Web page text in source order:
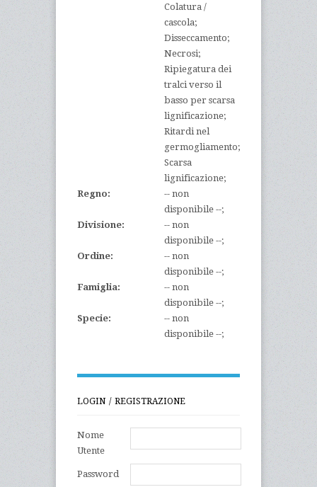
Colatura /
cascola;
Disseccamento;
Necrosi;
Ripiegatura dei
tralci verso il
basso per scarsa
lignificazione;
Ritardi nel
germogliamento;
Scarsa
lignificazione;
Regno:
-- non
disponibile --;
Divisione:
-- non
disponibile --;
Ordine:
-- non
disponibile --;
Famiglia:
-- non
disponibile --;
Specie:
-- non
disponibile --;
LOGIN / REGISTRAZIONE
Nome
Utente
Password